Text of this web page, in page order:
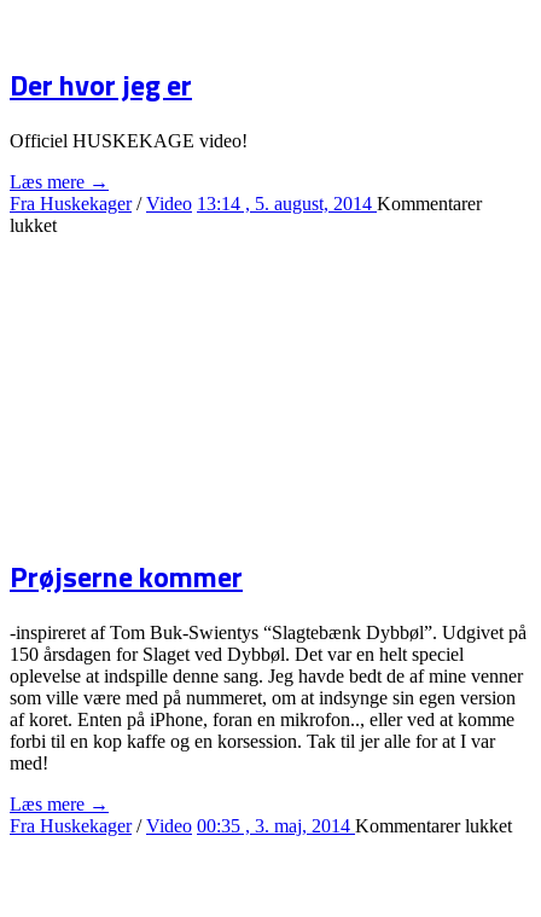
Der hvor jeg er
Officiel HUSKEKAGE video!
Læs mere →
Fra Huskekager/Video 13:14 , 5. august, 2014 Kommentarer
lukkettil
Prøjserne kommer
-inspireret af Tom Buk-Swientys “Slagtebænk Dybbøl”. Udgivet på
150 årsdagen for Slaget ved Dybbøl. Det var en helt speciel
oplevelse at indspille denne sang. Jeg havde bedt de af mine venner
som ville være med på nummeret, om at indsynge sin egen version
af koret. Enten på iPhone, foran en mikrofon.., eller ved at komme
forbi til en kop kaffe og en korsession. Tak til jer alle for at I var
med!
Læs mere →
Fra Huskekager/Video 00:35 , 3. maj, 2014 Kommentarer lukkettil